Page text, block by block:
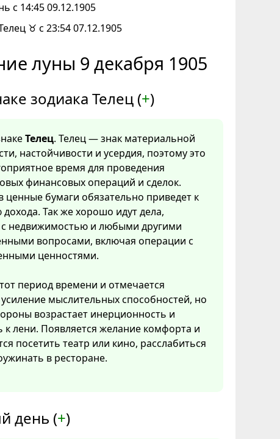
с 14:45 09.12.1905
♉ с 23:54 07.12.1905
луны 9 декабря 1905
зодиака Телец (+)
Телец. Телец — знак материальной
настойчивости и усердия, поэтому это
время для проведения
финансовых операций и сделок.
ценные бумаги обязательно приведет к
Так же хорошо идут дела,
с недвижимостью и любыми другими
вопросами, включая операции с
ценностями.
период времени и отмечается
мыслительных способностей, но
возрастает инерционность и
к лени. Появляется желание комфорта и
посетить театр или кино, расслабиться
в ресторане.
день (+)